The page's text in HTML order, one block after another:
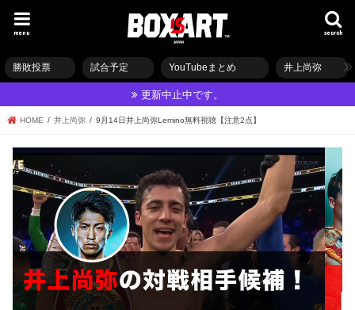
search
menu
勝敗投票 試合予定 YouTubeまとめ 井上尚弥
更新中止中です。
HOME 井上尚弥 9月14日井上尚弥Lemino無料視聴【注意2点】